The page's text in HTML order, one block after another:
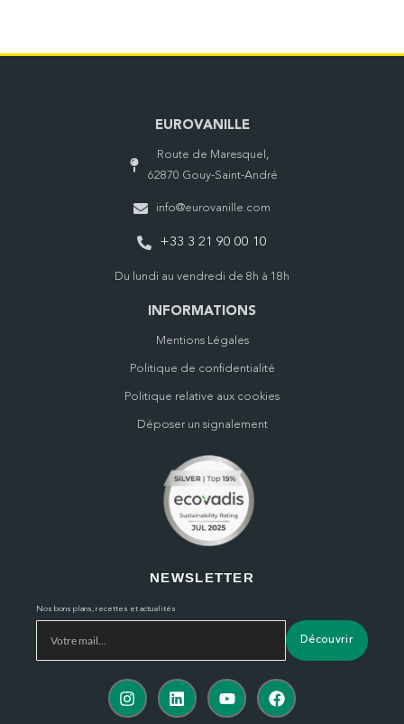
EUROVANILLE
Route de Maresquel,
62870 Gouy-Saint-André
info@eurovanille.com
+33 3 21 90 00 10
Du lundi au vendredi de 8h à 18h
INFORMATIONS
Mentions Légales
Politique de confidentialité
Politique relative aux cookies
Déposer un signalement
NEWSLETTER
Nos bons plans, recettes et actualités
Découvrir